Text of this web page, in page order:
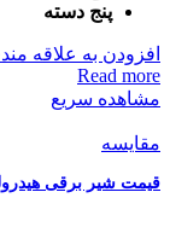
پنج دسته
افزودن به علاقه
Read more
مشاهده سریع
مقایسه
قیمت شیر برقی